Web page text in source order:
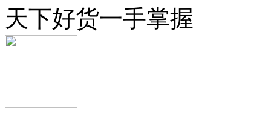
天下好货一手掌握